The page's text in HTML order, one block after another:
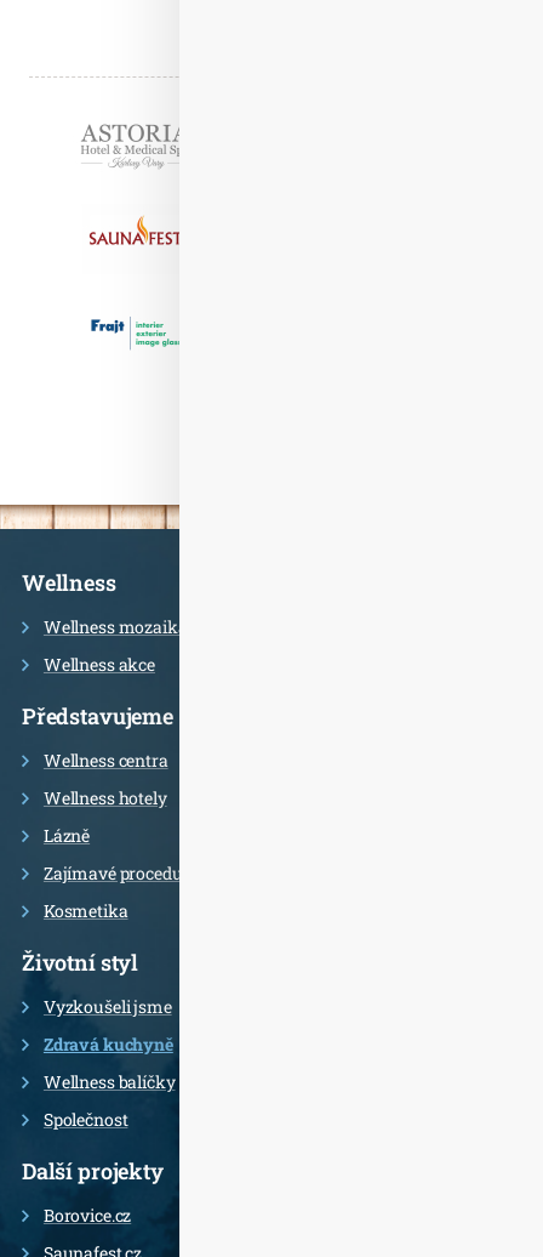
Informace
Wellness
Wellness mozaika
Wellness akce
Představujeme
Wellness centra
Wellness hotely
Lázně
Zajímavé procedury
Kosmetika
Životní styl
Vyzkoušeli jsme
Zdravá kuchyně
Wellness balíčky
Společnost
Další projekty
Borovice.cz